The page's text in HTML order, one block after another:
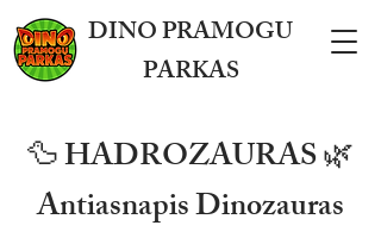
DINO PRAMOGU
PARKAS
🦆 HADROZAURAS 🌿
Antiasnapis Dinozauras